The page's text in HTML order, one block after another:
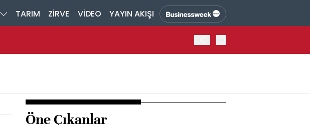
TARIM ZİRVE VİDEO YAYIN AKIŞI
Öne Çıkanlar